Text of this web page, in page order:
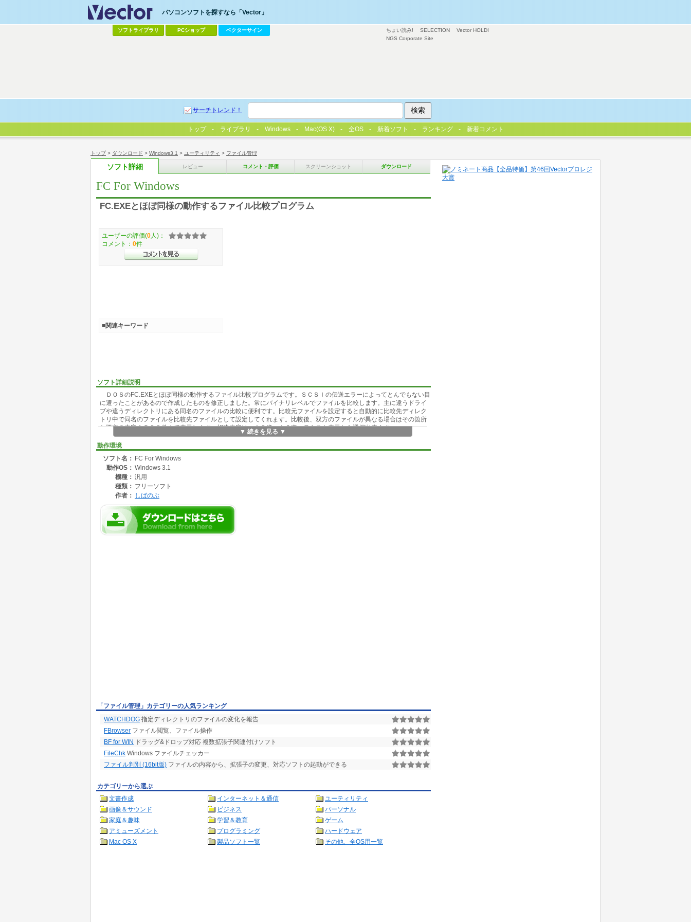
トップ> ダウンロード > Windows3.1 > ユーティリティ > ファイル管理
ソフト詳細 レビュー コメント・評価 スクリーンショット ダウンロード
FC For Windows
FC.EXEとほぼ同様の動作するファイル比較プログラム
ソフト詳細説明
ＤＯＳのFC.EXEとほぼ同様の動作するファイル比較プログラムです。ＳＣＳＩの伝送エラーによってとんでもない目
に遭ったことがあるので作成したものを修正しました。常にバイナリレベルでファイルを比較します。主に違うドライ
ブや違うディレクトリにある同名のファイルの比較に便利です。比較元ファイルを設定すると自動的に比較先ディレク
トリ中で同名のファイルを比較先ファイルとして設定してくれます。比較後、双方のファイルが異なる場合はその箇所
と双方の内容を５００件まで表示します。相違内容は、１０進、１６進、テキスト表示から選択出来ます。
▼ 続きを見る ▼
動作環境
ソフト名： FC For Windows
動作OS： Windows 3.1
機種： 汎用
種類： フリーソフト
作者：
しばのぶ
ユーザーの評価(0 人)：
コメント： 0件
■関連キーワード
「ファイル管理」カテゴリーの人気ランキング
WATCHDOG 指定ディレクトリのファイルの変化を報告
FBrowser ファイル閲覧、ファイル操作
BF for WIN
ドラッグ&ドロップ対応 複数拡張子関連付けソフト
FileChk Windows ファイルチェッカー
ファイル判別 (16bit版) ファイルの内容から、拡張子の変更、対応ソフトの起動ができる
カテゴリーから選ぶ
文書作成
インターネット＆通信
ユーティリティ
画像＆サウンド
ビジネス
パーソナル
家庭＆趣味
学習＆教育
ゲーム
アミューズメント
プログラミング
ハードウェア
Mac OS X
製品ソフト一覧 その他、全OS用一覧
ちょい読み! SELECTION
Vector HOLDI
NGS Corporate Site
パソコンソフトを探すなら「Vector」
ソフトライブラリ PCショップ ベクターサイン
サーチトレンド！
トップ ライブラリ Windows Mac(OS X) 全OS 新着ソフト ランキング 新着コメント